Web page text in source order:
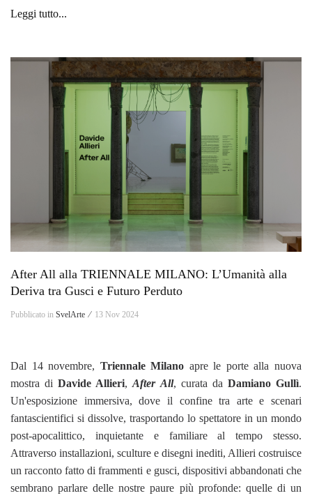
Leggi tutto...
After All alla TRIENNALE MILANO: L’Umanità alla
Deriva tra Gusci e Futuro Perduto
Pubblicato in SvelArte ⁄ 13 Nov 2024
Dal 14 novembre, Triennale Milano apre le porte alla nuova
mostra diDavide Allieri,After All, curata da Damiano Gullì.
Un'esposizione immersiva, dove il confine tra arte e scenari
fantascientifici si dissolve, trasportando lo spettatore in un mondo
post-apocalittico, inquietante e familiare al tempo stesso.
Attraverso installazioni, sculture e disegni inediti, Allieri costruisce
un racconto fatto di frammenti e gusci, dispositivi abbandonati che
sembrano parlare delle nostre paure più profonde: quelle di un